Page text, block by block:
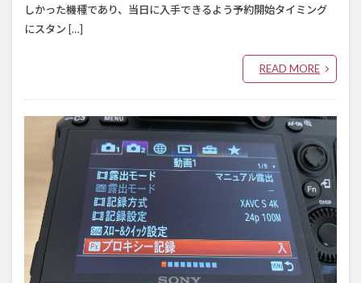
しかった機種であり、当日に入手できるよう予約開始タイミング
にスタン […]
READ MORE